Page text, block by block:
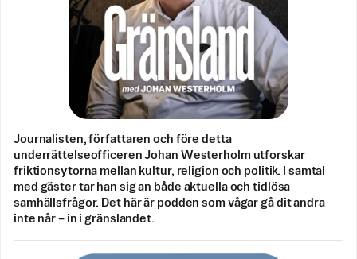
Journalisten, författaren och före detta
underrättelseofficeren Johan Westerholm utforskar
friktionsytorna mellan kultur, religion och politik. I samtal
med gäster tar han sig an både aktuella och tidlösa
samhällsfrågor. Det här är podden som vågar gå dit andra
inte når – in i gränslandet.